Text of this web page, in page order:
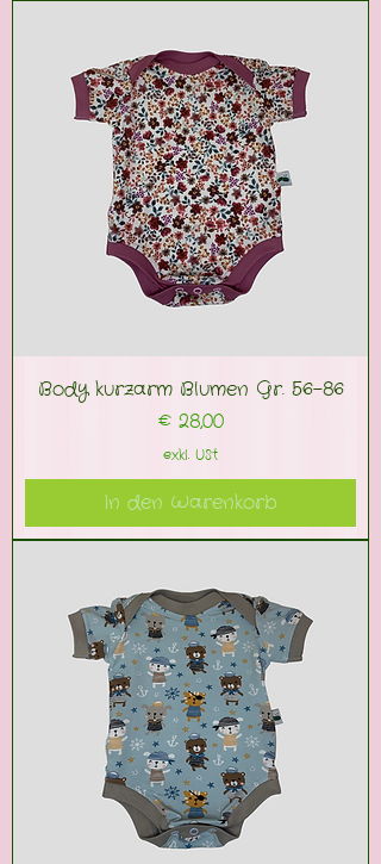
Body kurzarm Blumen Gr. 56-86
Preis
€ 28,00
exkl. USt
In den Warenkorb